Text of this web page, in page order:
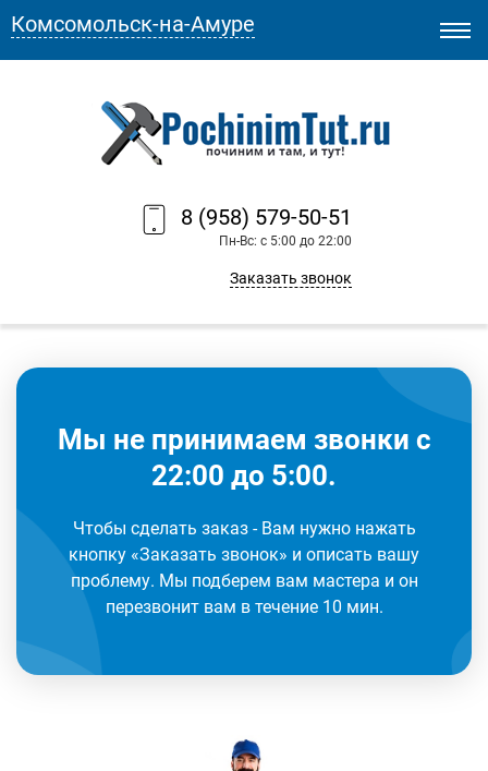
8 (958) 579-50-51
Пн-Вс: с 5:00 до 22:00
Заказать звонок
Комсомольск-на-Амуре
Мы не принимаем звонки с
22:00 до 5:00.
Чтобы сделать заказ - Вам нужно нажать
кнопку «Заказать звонок» и описать вашу
проблему. Мы подберем вам мастера и он
перезвонит вам в течение 10 мин.